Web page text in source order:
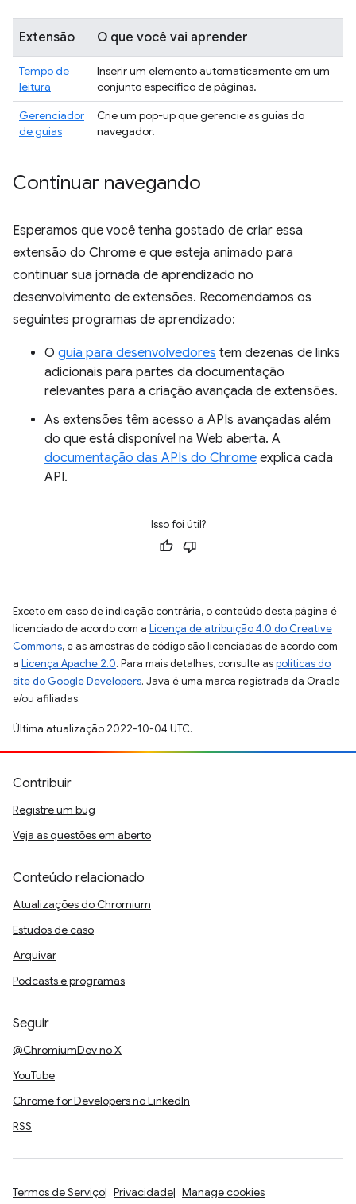
Extensão O que você vai aprender
Tempo de
leitura
Inserir um elemento automaticamente em um
conjunto específico de páginas.
Gerenciador
de guias
Crie um pop-up que gerencie as guias do
navegador.
Continuar navegando
Esperamos que você tenha gostado de criar essa
extensão do Chrome e que esteja animado para
continuar sua jornada de aprendizado no
desenvolvimento de extensões. Recomendamos os
seguintes programas de aprendizado:
O guia para desenvolvedores tem dezenas de links
adicionais para partes da documentação
relevantes para a criação avançada de extensões.
As extensões têm acesso a APIs avançadas além
do que está disponível na Web aberta. A
documentação das APIs do Chrome explica cada
API.
Isso foi útil?
Exceto em caso de indicação contrária, o conteúdo desta página é
licenciado de acordo com a Licença de atribuição 4.0 do Creative
Commons, e as amostras de código são licenciadas de acordo com
a Licença Apache 2.0. Para mais detalhes, consulte aspolíticas do
site do Google Developers. Java é uma marca registrada da Oracle
e/ou afiliadas.
Última atualização 2022-10-04 UTC.
Contribuir
Registre um bug
Veja as questões em aberto
Conteúdo relacionado
Atualizações do Chromium
Estudos de caso
Arquivar
Podcasts e programas
Seguir
@ChromiumDev no X
YouTube
Chrome for Developers no LinkedIn
RSS
Termos de Serviço Privacidade Manage cookies